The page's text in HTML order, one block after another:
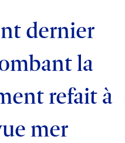
dernier
la
refait à
mer